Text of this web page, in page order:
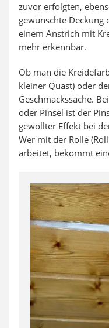
zuvor erfolgten,
gewünschte
einem Anstrich mit
mehr erkennbar.
Ob man die
kleiner Quast) oder
Geschmackssache.
oder Pinsel ist der
gewollter Effekt bei
Wer mit der Rolle
arbeitet, bekommt